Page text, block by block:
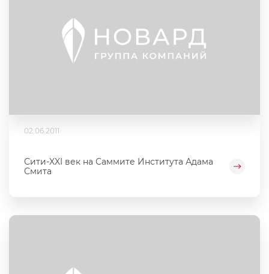
02.06.2011
Сити-XXI век на Саммите Института Адама
Смита